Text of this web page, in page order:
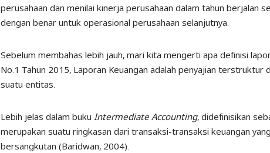
perusahaan dan menilai kinerja perusahaan dalam tahun berjalan
dengan benar untuk operasional perusahaan selanjutnya.
Sebelum membahas lebih jauh, mari kita mengerti apa definisi
No.1 Tahun 2015, Laporan Keuangan adalah penyajian terstruktur
suatu entitas.
Lebih jelas dalam buku Intermediate Accounting, didefinisikan
merupakan suatu ringkasan dari transaksi-transaksi keuangan
bersangkutan (Baridwan, 2004).